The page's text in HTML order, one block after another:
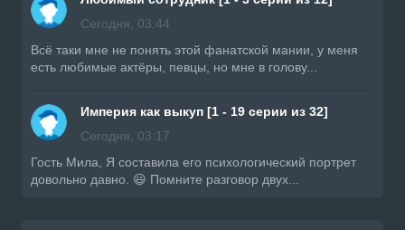
Сегодня, 03:44
Всë таки мне не понять этой фанатской мании, у меня
есть любимые актёры, певцы, но мне в голову...
Империя как выкуп [1 - 19 серии из 32]
Сегодня, 03:17
Гость Мила, Я составила его психологический портрет
довольно давно. 😃 Помните разговор двух...